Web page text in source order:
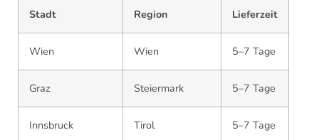
Stadt Region Lieferzeit
Wien Wien 5–7 Tage
Graz Steiermark 5–7 Tage
Innsbruck Tirol 5–7 Tage